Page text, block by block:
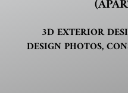
3D EXTERIOR
DESIGN PHOTOS,